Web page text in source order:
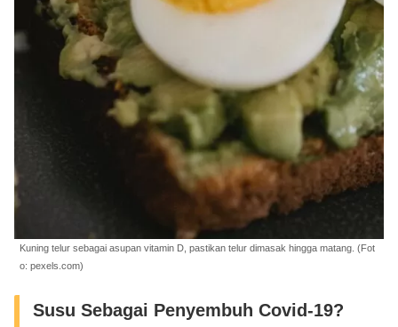
Kuning telur sebagai asupan vitamin D, pastikan telur dimasak hingga matang. (Fot
o: pexels.com)
Susu Sebagai Penyembuh Covid-19?